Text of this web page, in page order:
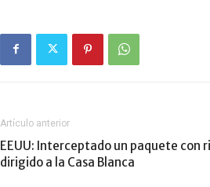
Artículo anterior
EEUU: Interceptado un paquete con
dirigido a la Casa Blanca